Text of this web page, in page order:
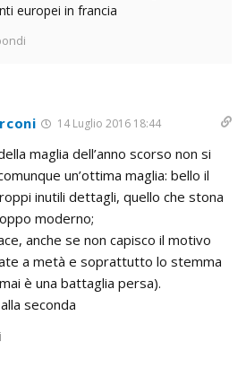
europei in francia
14 Luglio 2016 18:44
maglia dell’anno scorso non si
un’ottima maglia: bello il
inutili dettagli, quello che stona
moderno;
anche se non capisco il motivo
a metà e soprattutto lo stemma
è una battaglia persa).
seconda